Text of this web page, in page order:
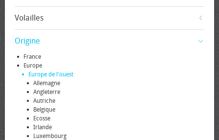
Volailles
Origine
France
Europe
Europe de l'ouest
Allemagne
Angleterre
Autriche
Belgique
Ecosse
Irlande
Luxembourg